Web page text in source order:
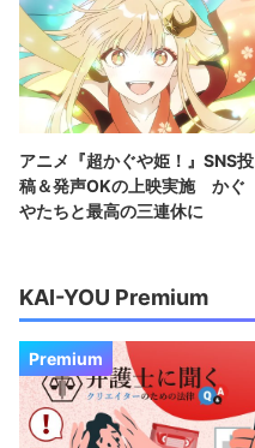
アニメ『超かぐや姫！』SNS投
稿＆発声OKの上映実施 かぐ
やたちと最高の三連休に
KAI-YOU Premium
Premium